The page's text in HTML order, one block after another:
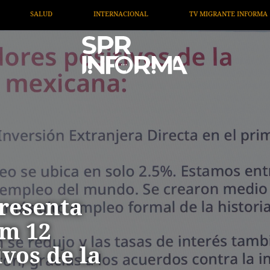
TV MIGRANTE INFORMA OPINIÓN ARTÍCULOS
12
de la